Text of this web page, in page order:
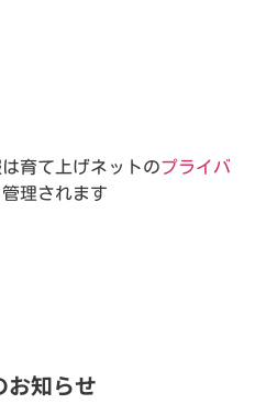
育て上げネットのプライバ
理されます
お知らせ